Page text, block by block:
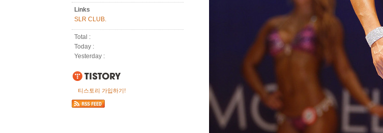
Links
SLR CLUB.
Total :
Today :
Yesterday :
티스토리 가입하기!